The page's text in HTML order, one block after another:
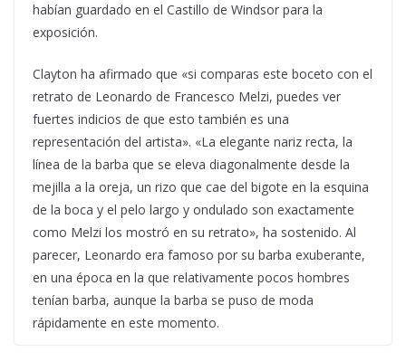
habían guardado en el Castillo de Windsor para la
exposición.
Clayton ha afirmado que «si comparas este boceto con el
retrato de Leonardo de Francesco Melzi, puedes ver
fuertes indicios de que esto también es una
representación del artista». «La elegante nariz recta, la
línea de la barba que se eleva diagonalmente desde la
mejilla a la oreja, un rizo que cae del bigote en la esquina
de la boca y el pelo largo y ondulado son exactamente
como Melzi los mostró en su retrato», ha sostenido. Al
parecer, Leonardo era famoso por su barba exuberante,
en una época en la que relativamente pocos hombres
tenían barba, aunque la barba se puso de moda
rápidamente en este momento.